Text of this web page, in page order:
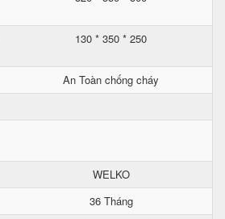
130 * 350 * 250
An Toàn chống cháy
WELKO
36 Tháng